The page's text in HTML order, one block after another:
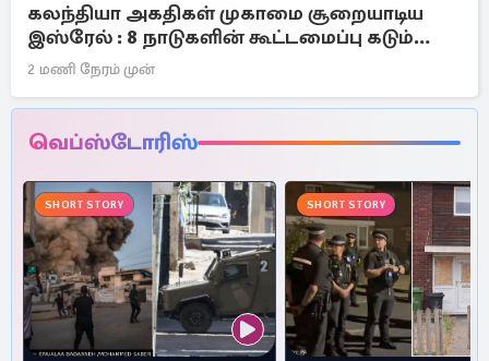
கலந்தியா அகதிகள் முகாமை சூறையாடிய
இஸ்ரேல் : 8 நாடுகளின் கூட்டமைப்பு கடும்
கண்டனம்
2 மணி நேரம் முன்
வெப்ஸ்டோரிஸ்
SHORT STORY SHORT STORY